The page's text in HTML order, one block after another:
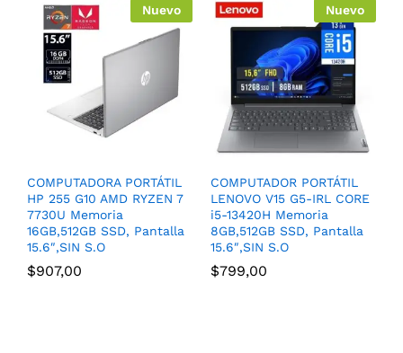
Nuevo
COMPUTADORA PORTÁTIL
HP 255 G10 AMD RYZEN 7
7730U Memoria
16GB,512GB SSD, Pantalla
15.6″,SIN S.O
$907,00
Nuevo
COMPUTADOR PORTÁTIL
LENOVO V15 G5-IRL CORE
i5-13420H Memoria
8GB,512GB SSD, Pantalla
15.6″,SIN S.O
$799,00